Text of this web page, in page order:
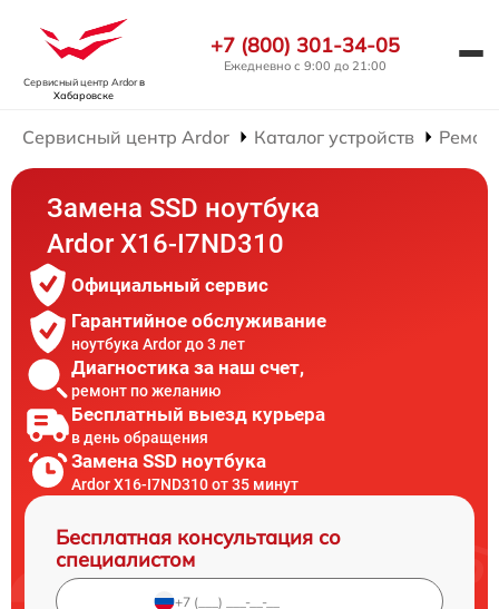
Сервисный центр Ardorв
Хабаровске
+7 (800) 301-34-05
Ежедневно с 9:00 до 21:00
Сервисный центр Ardor Каталог устройств
Замена SSD ноутбука
Ardor X16-I7ND310
Официальный сервис
Гарантийное обслуживание
ноутбука Ardor до 3 лет
Диагностика за наш счет,
ремонт по желанию
Бесплатный выезд курьера
в день обращения
Замена SSD ноутбука
Ardor X16-I7ND310 от 35 минут
Бесплатная консультация со
специалистом